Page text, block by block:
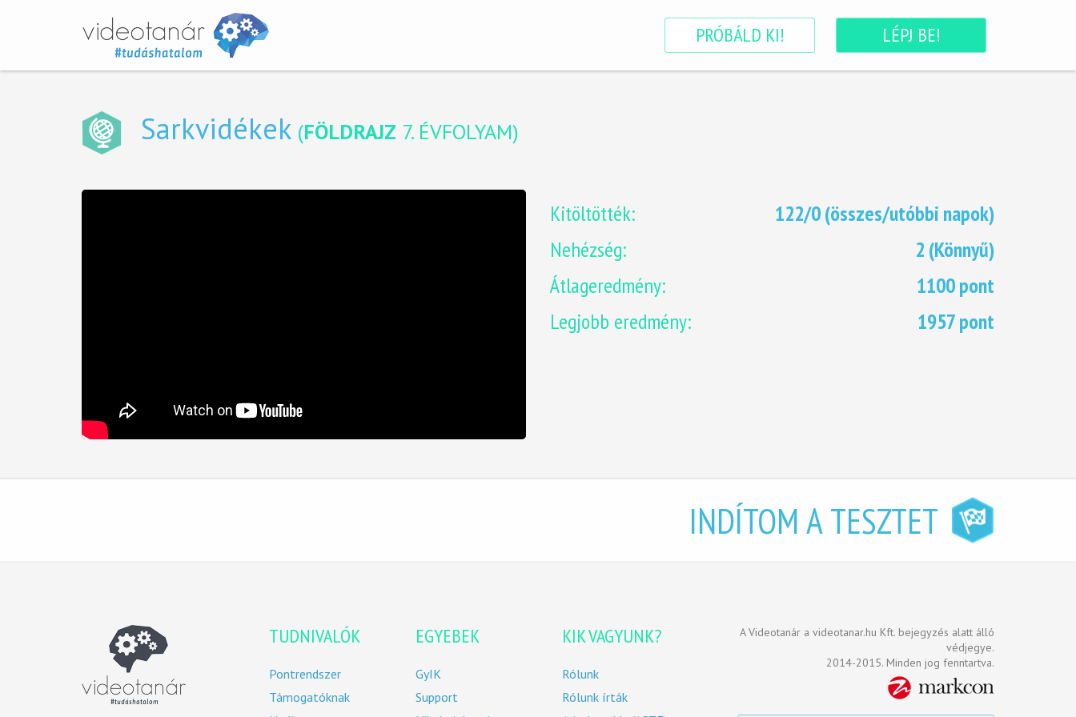
PRÓBÁLD KI! LÉPJ BE!
Sarkvidékek (FÖLDRAJZ 7. ÉVFOLYAM)
Kitöltötték:
122/0 (összes/utóbbi napok)
Nehézség:
2 (Könnyű)
Átlageredmény:
1100 pont
Legjobb eredmény:
1957 pont
INDÍTOM A TESZTET
TUDNIVALÓK
Pontrendszer
Támogatóknak
EGYEBEK
GyIK
Support
KIK VAGYUNK?
Rólunk
Rólunk írták
A Videotanár a videotanar.hu Kft. bejegyzés alatt álló
védjegye.
2014-2015. Minden jog fenntartva.